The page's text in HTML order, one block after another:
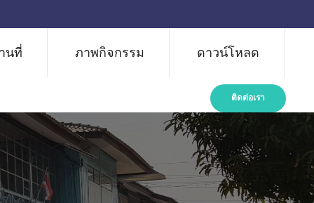
นที่ ภาพกิจกรรม ดาวน์โหลด
ติดต่อเรา